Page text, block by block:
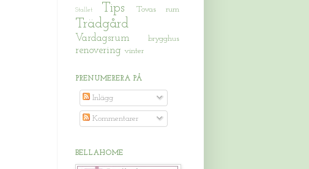
Stallet Tips Tovas rum
Trädgård
Vardagsrum brygghus
renovering vinter
PRENUMERERA PÅ
Inlägg
Kommentarer
BELLAHOME